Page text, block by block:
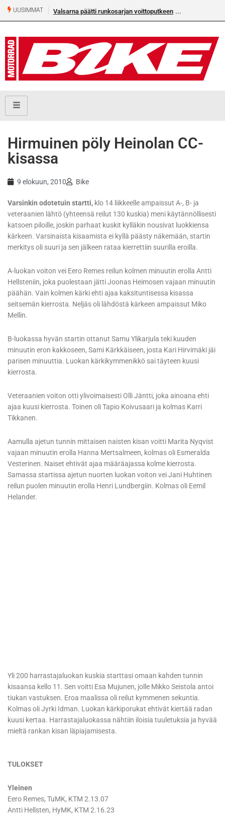
UUSIMMAT Valsarna päätti runkosarjan voittoputkeen
Hirmuinen pöly Heinolan CC-
kisassa
9 elokuun, 2010 Bike
Varsinkin odotetuin startti, klo 14 liikkeelle ampaissut A-, B- ja
veteraanien lähtö (yhteensä reilut 130 kuskia) meni käytännöllisesti
katsoen piloille, joskin parhaat kuskit kylläkin nousivat luokkiensa
kärkeen. Varsinaista kisaamista ei kyllä päästy näkemään, startin
merkitys oli suuri ja sen jälkeen rataa kierrettiin suurilla eroilla.
A-luokan voiton vei Eero Remes reilun kolmen minuutin erolla Antti
Hellsteniin, joka puolestaan jätti Joonas Heimosen vajaan minuutin
päähän. Vain kolmen kärki ehti ajaa kaksituntisessa kisassa
seitsemän kierrosta. Neljäs oli lähdöstä kärkeen ampaissut Miko
Mellin.
B-luokassa hyvän startin ottanut Samu Ylikarjula teki kuuden
minuutin eron kakkoseen, Sami Kärkkäiseen, josta Kari Hirvimäki jäi
parisen minuuttia. Luokan kärkikymmenikkö sai täyteen kuusi
kierrosta.
Veteraanien voiton otti ylivoimaisesti Olli Jäntti, joka ainoana ehti
ajaa kuusi kierrosta. Toinen oli Tapio Koivusaari ja kolmas Karri
Tikkanen.
Aamulla ajetun tunnin mittaisen naisten kisan voitti Marita Nyqvist
vajaan minuutin erolla Hanna Mertsalmeen, kolmas oli Esmeralda
Vesterinen. Naiset ehtivät ajaa määräajassa kolme kierrosta.
Samassa startissa ajetun nuorten luokan voiton vei Jani Huhtinen
reilun puolen minuutin erolla Henri Lundbergiin. Kolmas oli Eemil
Helander.
Yli 200 harrastajaluokan kuskia starttasi omaan kahden tunnin
kisaansa kello 11. Sen voitti Esa Mujunen, jolle Mikko Seistola antoi
tiukan vastuksen. Eroa maalissa oli reilut kymmenen sekuntia.
Kolmas oli Jyrki Idman. Luokan kärkiporukat ehtivät kiertää radan
kuusi kertaa. Harrastajaluokassa nähtiin iloisia tuuletuksia ja hyvää
mieltä rankan kisan läpiajamisesta.
TULOKSET
Yleinen
Eero Remes, TuMK, KTM 2.13.07
Antti Hellsten, HyMK, KTM 2.16.23